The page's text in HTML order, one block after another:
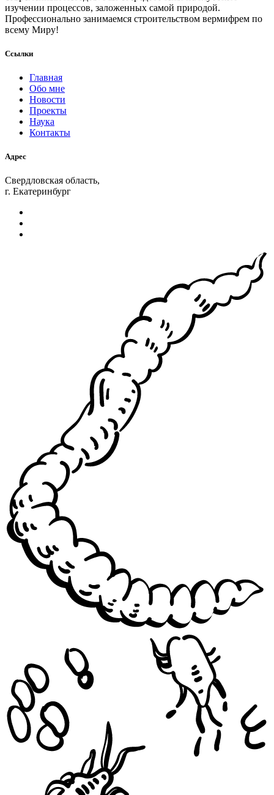
изучении процессов, заложенных самой природой.
Профессионально занимаемся строительством вермифрем по
всему Миру!
Ссылки
Главная
Обо мне
Новости
Проекты
Наука
Контакты
Адрес
Свердловская область,
г. Екатеринбург